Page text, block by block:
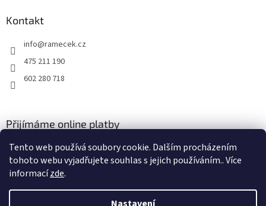
Tento web používá soubory cookie. Dalším procházením
tohoto webu vyjadřujete souhlas s jejich používáním.. Více
informacízde.
Kontakt
info@ramecek.cz
475 211 190
602 280 718
Přijímáme online platby